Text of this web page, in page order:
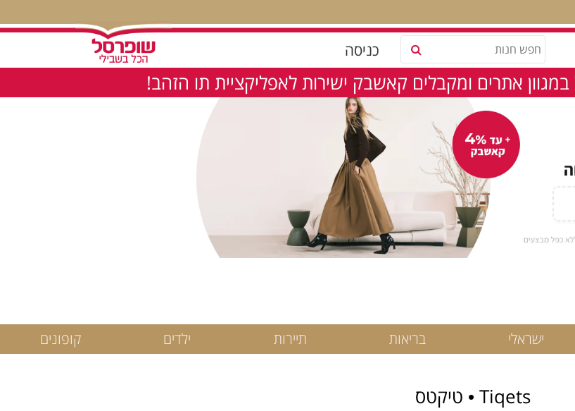
כניסה
אתרים ומקבלים קאשבק ישירות לאפליקציית תו הזהב!
ישראלי בריאות תיירות ילדים קופונים
Tiqets • טיקטס